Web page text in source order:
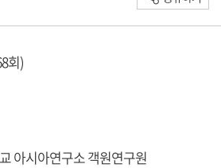
회)
아시아연구소 객원연구원